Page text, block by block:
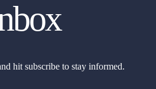
hit subscribe to stay informed.